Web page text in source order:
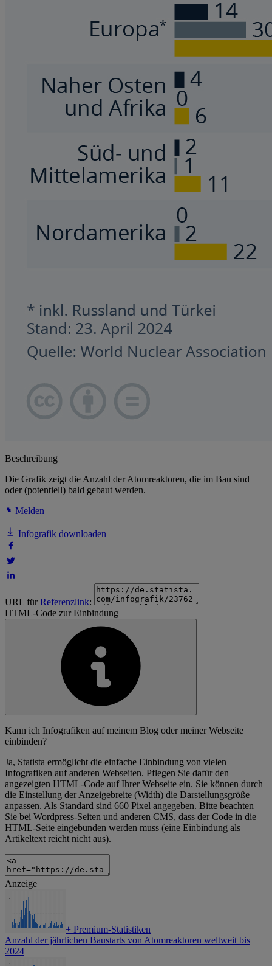
Beschreibung
Die Grafik zeigt die Anzahl der Atomreaktoren, die im Bau sind
oder (potentiell) bald gebaut werden.
Melden
Infografik downloaden
URL fürReferenzlink:
HTML-Code zur Einbindung
Kann ich Infografiken auf meinem Blog oder meiner Webseite
einbinden?
Ja, Statista ermöglicht die einfache Einbindung von vielen
Infografiken auf anderen Webseiten. Pflegen Sie dafür den
angezeigten HTML-Code auf Ihrer Webseite ein. Sie können durch
die Einstellung der Anzeigebreite (Width) die Darstellungsgröße
anpassen. Als Standard sind 660 Pixel angegeben. Bitte beachten
Sie bei Wordpress-Seiten und anderen CMS, dass der Code in die
HTML-Seite eingebunden werden muss (eine Einbindung als
Artikeltext reicht nicht aus).
Anzeige
+ Premium-Statistiken
Anzahl der jährlichen Baustarts von Atomreaktoren weltweit bis
2024